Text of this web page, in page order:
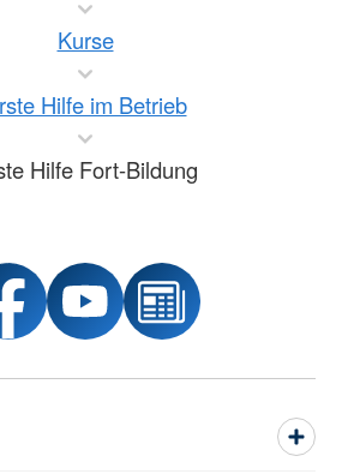
Kurse
Hilfe im Betrieb
Hilfe Fort-Bildung